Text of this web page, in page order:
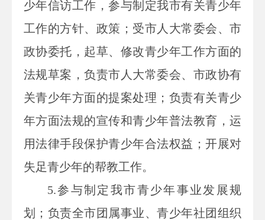
少年信访工作，参与制定我市有关青少年
工作的方针、政策；受市人大常委会、市
政协委托，起草、修改青少年工作方面的
法规草案，负责市 人大常委会、市政协有
关青少年方面的提案处理；负责有关青少
年方面法规的宣传和青少年普法教育，运
用法律手段保护青少年合法权益；开展对
失足青少年的帮教工作。
5.参与制定我市青少年事业发展规
划；负责全市团属事业、青少年社团组织